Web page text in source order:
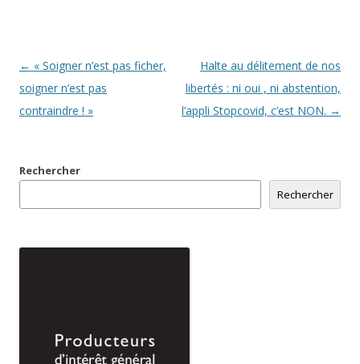
Navigation
des
articles
← « Soigner n’est pas ficher,
soigner n’est pas
contraindre ! »
Halte au délitement de nos
libertés : ni oui , ni abstention,
l’appli Stopcovid, c’est NON. →
Rechercher
Rechercher